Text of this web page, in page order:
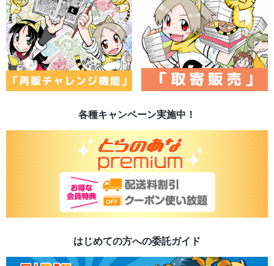
各種キャンペーン実施中！
はじめての方への委託ガイド